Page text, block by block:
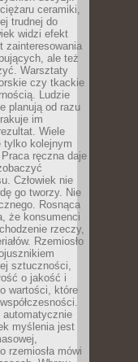
ceramiki,
trudnej do
widzi efekt
zainteresowania
ale też
Warsztaty
czy tkackie
Ludzie
planują od razu
im
Wiele
tylko kolejnym
ręczna daje
Człowiek nie
go tworzy. Nie
Rosnąca
że konsumenci
rzeczy,
Rzemiosło
sztuczności,
o jakość i
wartości, które
automatycznie
myślenia jest
rzemiosła mówi